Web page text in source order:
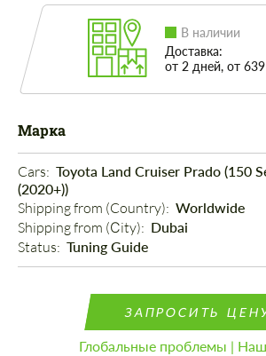
В наличии
Доставка:
от 2 дней, от
Марка
Cars: Toyota Land Cruiser Prado (150
(2020+))
Shipping from (Country): Worldwide
Shipping from (Сity): Dubai
Status: Tuning Guide
ЗАПРОСИТЬ
Глобальные проблемы |